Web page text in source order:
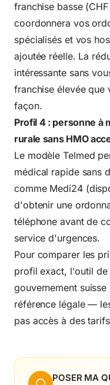
franchise basse
coordonnera vos
spécialisés et vos
ajoutée réelle. La
intéressante sans
franchise élevée que
façon.
Profil 4 : personne à
rurale sans HMO
Le modèle Telmed
médical rapide sans
comme Medi24
d'obtenir une
téléphone avant de
service d'urgences.
Pour comparer les
profil exact, l'outil
gouvernement suisse
référence légale —
pas accès à des
POSER MA